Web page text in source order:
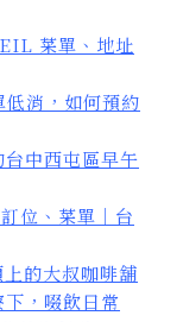
菜單、地址
消，如何預約
中西屯區早午
位、菜單｜台
的大叔咖啡舖
，啜飲日常